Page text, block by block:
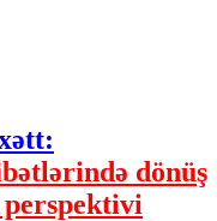
dönüş
perspektivi